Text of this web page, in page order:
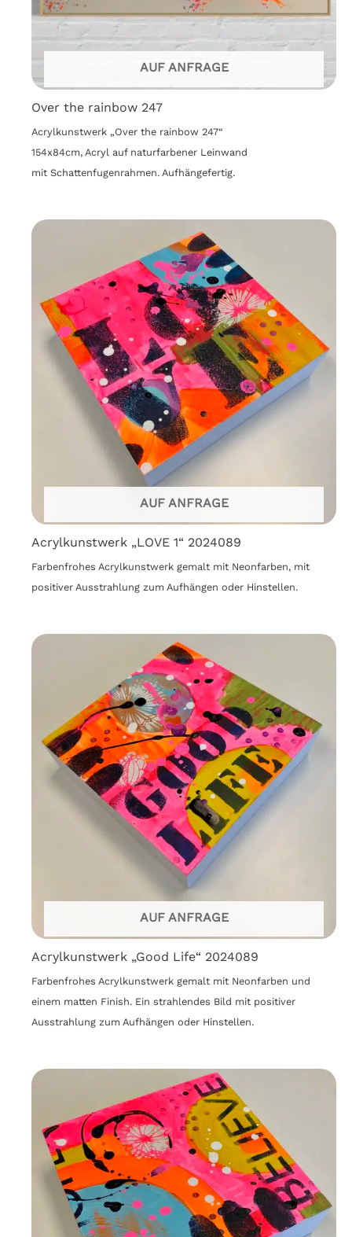
AUF ANFRAGE
Over the rainbow 247
Acrylkunstwerk „Over the rainbow 247“
154x84cm, Acryl auf naturfarbener Leinwand
mit Schattenfugenrahmen. Aufhängefertig.
AUF ANFRAGE
Acrylkunstwerk „LOVE 1“ 2024089
Farbenfrohes Acrylkunstwerk gemalt mit Neonfarben, mit
positiver Ausstrahlung zum Aufhängen oder Hinstellen.
AUF ANFRAGE
Acrylkunstwerk „Good Life“ 2024089
Farbenfrohes Acrylkunstwerk gemalt mit Neonfarben und
einem matten Finish. Ein strahlendes Bild mit positiver
Ausstrahlung zum Aufhängen oder Hinstellen.